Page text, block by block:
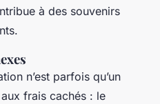
à des souvenirs
n’est parfois qu’un
frais cachés : le